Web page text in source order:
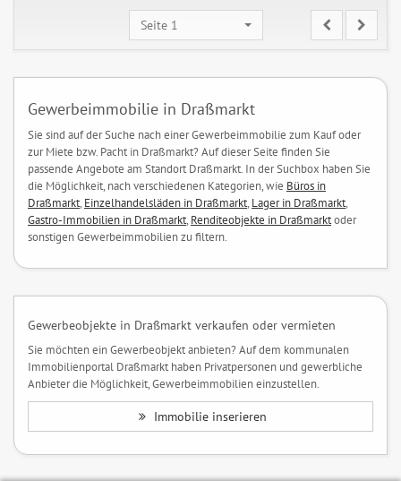
Seite 1
Gewerbeimmobilie in Draßmarkt
Sie sind auf der Suche nach einer Gewerbeimmobilie zum Kauf oder
zur Miete bzw. Pacht in Draßmarkt? Auf dieser Seite finden Sie
passende Angebote am Standort Draßmarkt. In der Suchbox haben Sie
die Möglichkeit, nach verschiedenen Kategorien, wie Büros in
Draßmarkt, Einzelhandelsläden in Draßmarkt, Lager in Draßmarkt,
Gastro-Immobilien in Draßmarkt, Renditeobjekte in Draßmarktoder
sonstigen Gewerbeimmobilien zu filtern.
Gewerbeobjekte in Draßmarkt verkaufen oder vermieten
Sie möchten ein Gewerbeobjekt anbieten? Auf dem kommunalen
Immobilienportal Draßmarkt haben Privatpersonen und gewerbliche
Anbieter die Möglichkeit, Gewerbeimmobilien einzustellen.
Immobilie inserieren